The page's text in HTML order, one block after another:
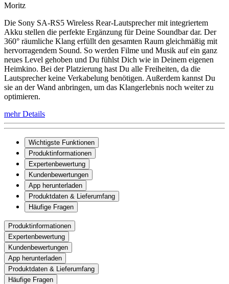
Moritz
Die Sony SA-RS5 Wireless Rear-Lautsprecher mit integriertem
Akku stellen die perfekte Ergänzung für Deine Soundbar dar. Der
360° räumliche Klang erfüllt den gesamten Raum gleichmäßig mit
hervorragendem Sound. So werden Filme und Musik auf ein ganz
neues Level gehoben und Du fühlst Dich wie in Deinem eigenen
Heimkino. Bei der Platzierung hast Du alle Freiheiten, da die
Lautsprecher keine Verkabelung benötigen. Außerdem kannst Du
sie an der Wand anbringen, um das Klangerlebnis noch weiter zu
optimieren.
mehr Details
Wichtigste Funktionen
Produktinformationen
Expertenbewertung
Kundenbewertungen
App herunterladen
Produktdaten & Lieferumfang
Häufige Fragen
Produktinformationen
Expertenbewertung
Kundenbewertungen
App herunterladen
Produktdaten & Lieferumfang
Häufige Fragen